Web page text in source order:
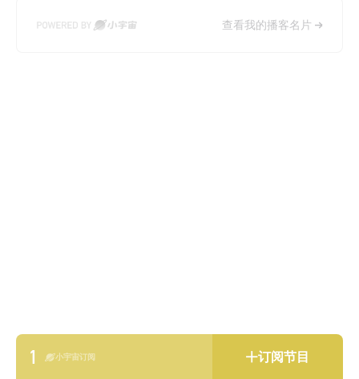
查看我的播客名片
1 小宇宙订阅 订阅节目